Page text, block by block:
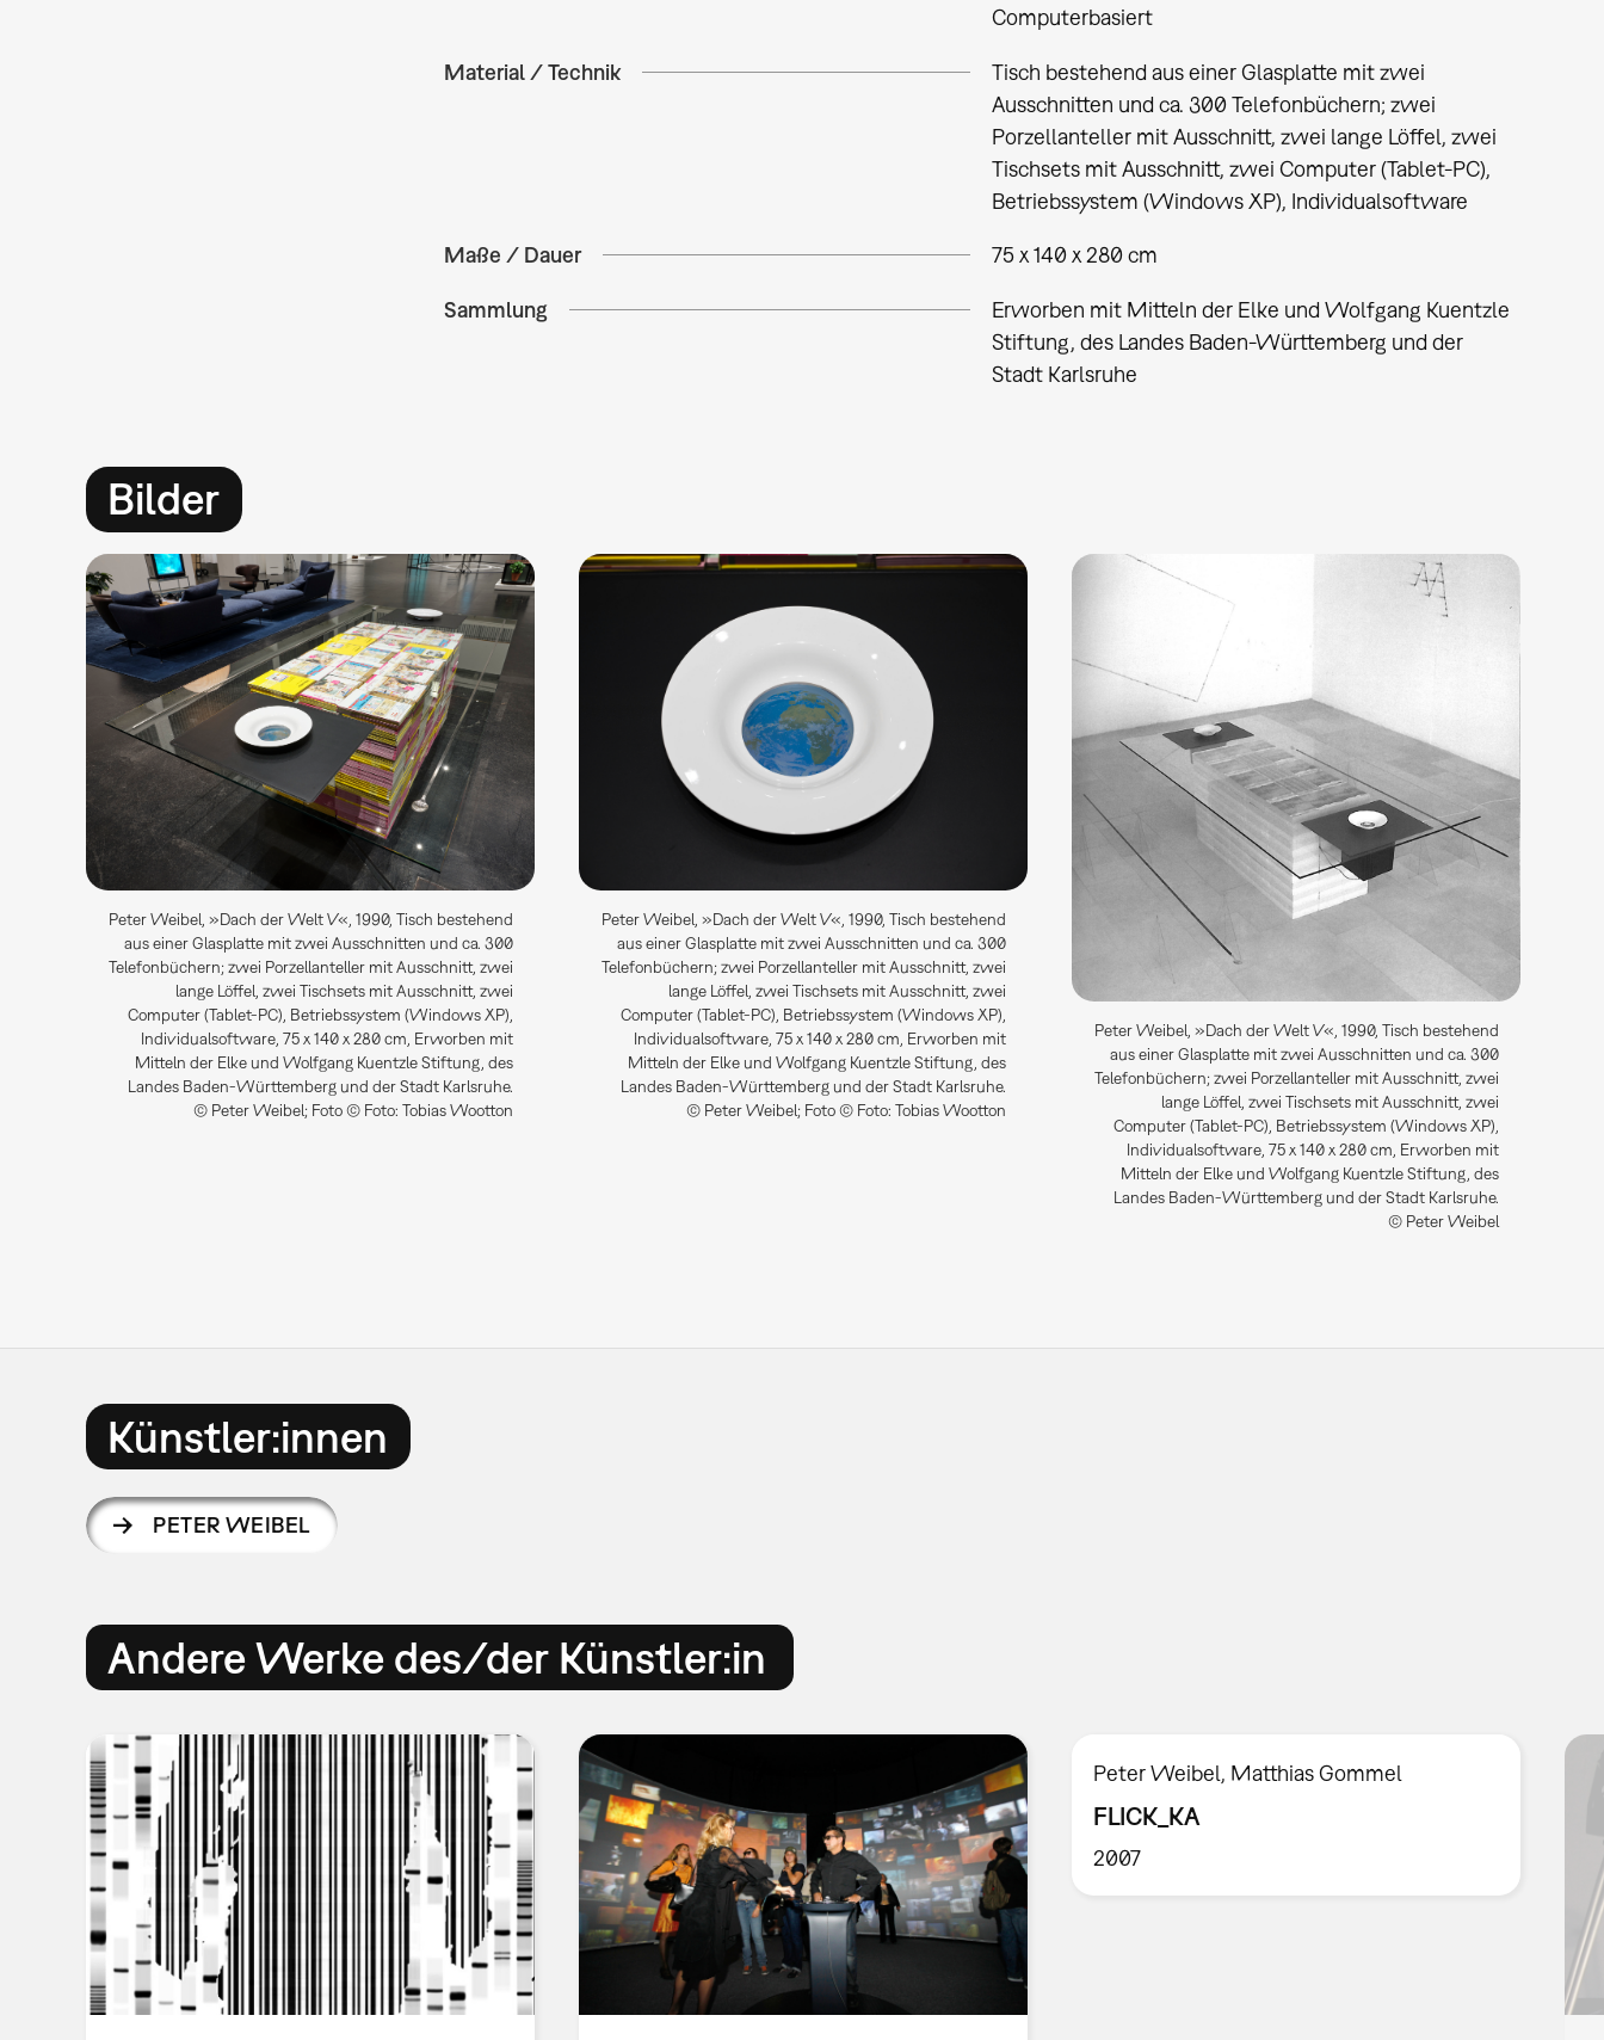
Computerbasiert
Material / Technik
Tisch bestehend aus einer Glasplatte mit zwei
Ausschnitten und ca. 300 Telefonbüchern; zwei
Porzellanteller mit Ausschnitt, zwei lange Löffel, zwei
Tischsets mit Ausschnitt, zwei Computer (Tablet-PC),
Betriebssystem (Windows XP), Individualsoftware
Maße / Dauer 75 x 140 x 280 cm
Sammlung
Erworben mit Mitteln der Elke und Wolfgang Kuentzle
Stiftung, des Landes Baden-Württemberg und der
Stadt Karlsruhe
Bilder
Peter Weibel, »Dach der Welt V«, 1990, Tisch bestehend
aus einer Glasplatte mit zwei Ausschnitten und ca. 300
Telefonbüchern; zwei Porzellanteller mit Ausschnitt, zwei
lange Löffel, zwei Tischsets mit Ausschnitt, zwei
Computer (Tablet-PC), Betriebssystem (Windows XP),
Individualsoftware, 75 x 140 x 280 cm, Erworben mit
Mitteln der Elke und Wolfgang Kuentzle Stiftung, des
Landes Baden-Württemberg und der Stadt Karlsruhe.
© Peter Weibel; Foto © Foto: Tobias Wootton
Peter Weibel, »Dach der Welt V«, 1990, Tisch bestehend
aus einer Glasplatte mit zwei Ausschnitten und ca. 300
Telefonbüchern; zwei Porzellanteller mit Ausschnitt, zwei
lange Löffel, zwei Tischsets mit Ausschnitt, zwei
Computer (Tablet-PC), Betriebssystem (Windows XP),
Individualsoftware, 75 x 140 x 280 cm, Erworben mit
Mitteln der Elke und Wolfgang Kuentzle Stiftung, des
Landes Baden-Württemberg und der Stadt Karlsruhe.
© Peter Weibel; Foto © Foto: Tobias Wootton
Peter Weibel, »Dach der Welt V«, 1990, Tisch bestehend
aus einer Glasplatte mit zwei Ausschnitten und ca. 300
Telefonbüchern; zwei Porzellanteller mit Ausschnitt, zwei
lange Löffel, zwei Tischsets mit Ausschnitt, zwei
Computer (Tablet-PC), Betriebssystem (Windows XP),
Individualsoftware, 75 x 140 x 280 cm, Erworben mit
Mitteln der Elke und Wolfgang Kuentzle Stiftung, des
Landes Baden-Württemberg und der Stadt Karlsruhe.
© Peter Weibel
Künstler:innen
PETER WEIBEL
Andere Werke des/der Künstler:in
Peter Weibel, Matthias Gommel
FLICK_KA
2007